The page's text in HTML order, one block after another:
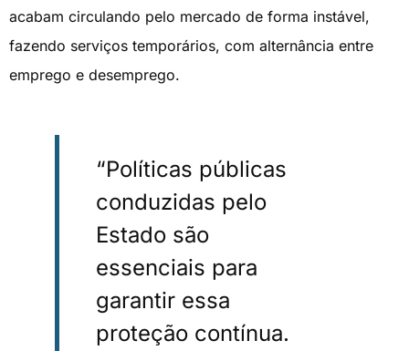
acabam circulando pelo mercado de forma instável,
fazendo serviços temporários, com alternância entre
emprego e desemprego.
“Políticas públicas
conduzidas pelo
Estado são
essenciais para
garantir essa
proteção contínua.